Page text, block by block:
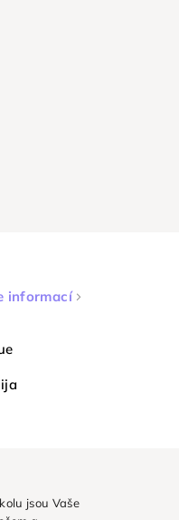
informací
jsou Vaše